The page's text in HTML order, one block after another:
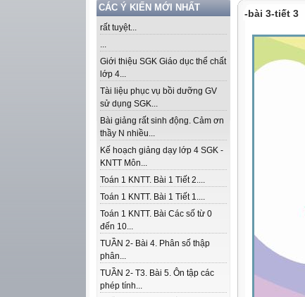
CÁC Ý KIẾN MỚI NHẤT
rất tuyệt...
...
Giới thiệu SGK Giáo dục thể chất
lớp 4...
Tài liệu phục vụ bồi dưỡng GV
sử dụng SGK...
Bài giảng rất sinh động. Cảm ơn
thầy N nhiều...
Kế hoạch giảng dạy lớp 4 SGK -
KNTT Môn...
Toán 1 KNTT. Bài 1 Tiết 2....
Toán 1 KNTT. Bài 1 Tiết 1....
Toán 1 KNTT. Bài Các số từ 0
đến 10...
TUẦN 2- Bài 4. Phân số thập
phân...
TUẦN 2- T3. Bài 5. Ôn tập các
phép tính...
-bài 3-tiết 3